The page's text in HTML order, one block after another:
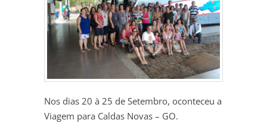
Nos dias 20 à 25 de Setembro, oconteceu a
Viagem para Caldas Novas – GO.